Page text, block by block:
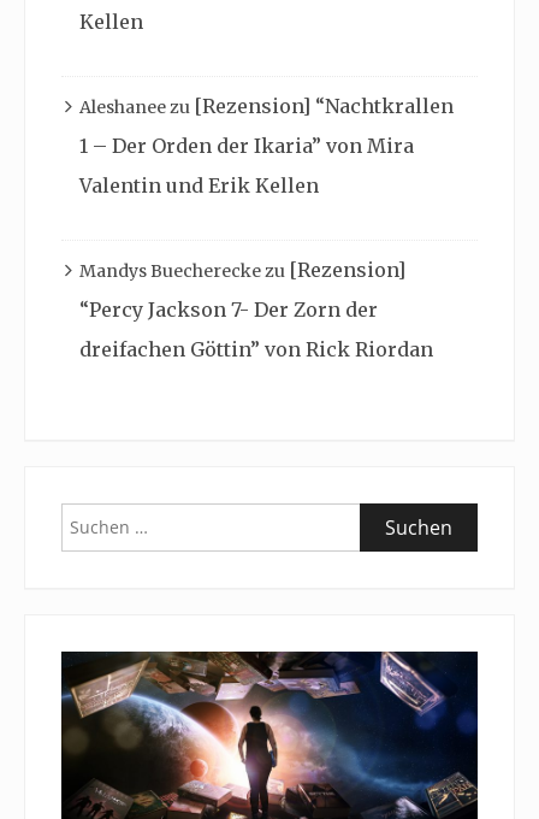
Kellen
Aleshaneezu [Rezension] “Nachtkrallen
1 – Der Orden der Ikaria” von Mira
Valentin und Erik Kellen
Mandys Buechereckezu [Rezension]
“Percy Jackson 7- Der Zorn der
dreifachen Göttin” von Rick Riordan
Suchen
nach: